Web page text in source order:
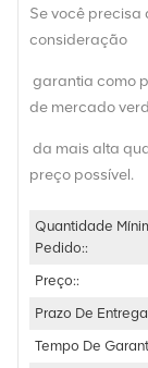
Se você precisa
consideração
garantia como
de mercado
da mais alta
preço possível.
Quantidade
Pedido::
Preço::
Prazo De
Tempo De